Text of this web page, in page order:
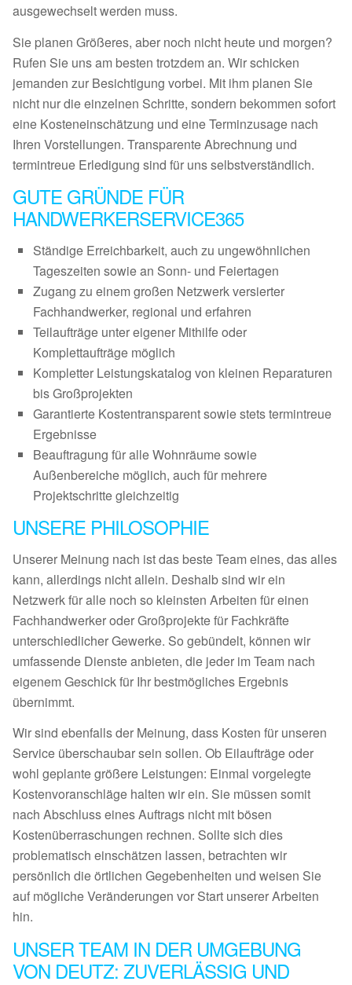
ausgewechselt werden muss.
Sie planen Größeres, aber noch nicht heute und morgen?
Rufen Sie uns am besten trotzdem an. Wir schicken
jemanden zur Besichtigung vorbei. Mit ihm planen Sie
nicht nur die einzelnen Schritte, sondern bekommen sofort
eine Kosteneinschätzung und eine Terminzusage nach
Ihren Vorstellungen. Transparente Abrechnung und
termintreue Erledigung sind für uns selbstverständlich.
GUTE GRÜNDE FÜR
HANDWERKERSERVICE365
Ständige Erreichbarkeit, auch zu ungewöhnlichen
Tageszeiten sowie an Sonn- und Feiertagen
Zugang zu einem großen Netzwerk versierter
Fachhandwerker, regional und erfahren
Teilaufträge unter eigener Mithilfe oder
Komplettaufträge möglich
Kompletter Leistungskatalog von kleinen Reparaturen
bis Großprojekten
Garantierte Kostentransparent sowie stets termintreue
Ergebnisse
Beauftragung für alle Wohnräume sowie
Außenbereiche möglich, auch für mehrere
Projektschritte gleichzeitig
UNSERE PHILOSOPHIE
Unserer Meinung nach ist das beste Team eines, das alles
kann, allerdings nicht allein. Deshalb sind wir ein
Netzwerk für alle noch so kleinsten Arbeiten für einen
Fachhandwerker oder Großprojekte für Fachkräfte
unterschiedlicher Gewerke. So gebündelt, können wir
umfassende Dienste anbieten, die jeder im Team nach
eigenem Geschick für Ihr bestmögliches Ergebnis
übernimmt.
Wir sind ebenfalls der Meinung, dass Kosten für unseren
Service überschaubar sein sollen. Ob Eilaufträge oder
wohl geplante größere Leistungen: Einmal vorgelegte
Kostenvoranschläge halten wir ein. Sie müssen somit
nach Abschluss eines Auftrags nicht mit bösen
Kostenüberraschungen rechnen. Sollte sich dies
problematisch einschätzen lassen, betrachten wir
persönlich die örtlichen Gegebenheiten und weisen Sie
auf mögliche Veränderungen vor Start unserer Arbeiten
hin.
UNSER TEAM IN DER UMGEBUNG
VON DEUTZ: ZUVERLÄSSIG UND